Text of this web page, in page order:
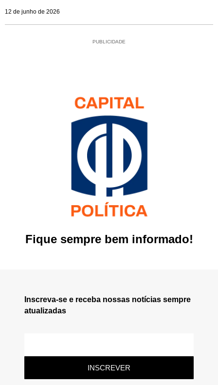
12 de junho de 2026
PUBLICIDADE
Fique sempre bem informado!
Inscreva-se e receba nossas notícias sempre
atualizadas
INSCREVER